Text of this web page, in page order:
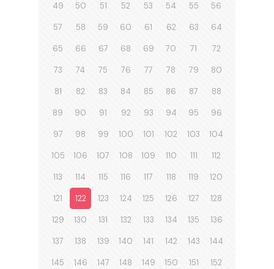
49 50 51 52 53 54 55 56
57 58 59 60 61 62 63 64
65 66 67 68 69 70 71 72
73 74 75 76 77 78 79 80
81 82 83 84 85 86 87 88
89 90 91 92 93 94 95 96
97 98 99 100 101 102 103 104
105 106 107 108 109 110 111 112
113 114 115 116 117 118 119 120
121 122 123 124 125 126 127 128
129 130 131 132 133 134 135 136
137 138 139 140 141 142 143 144
145 146 147 148 149 150 151 152